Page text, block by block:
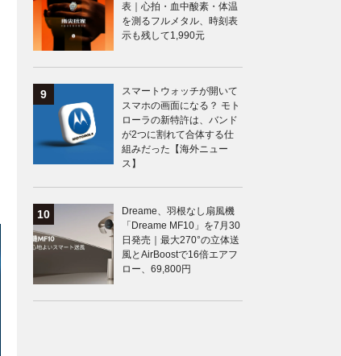
表｜心拍・血中酸素・体温
を測るフルメタル、時刻表
示も残して1,990元
スマートウォッチが開いて
スマホの画面になる？ モト
ローラの新特許は、バンド
が2つに割れて合体する仕
組みだった【海外ニュー
ス】
Dreame、羽根なし扇風機
「Dreame MF10」を7月30
日発売｜最大270°の立体送
風とAirBoostで16倍エアフ
ロー、69,800円